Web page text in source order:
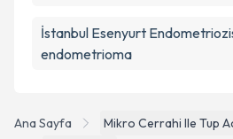
Ana Sayfa Mikro Cerrahi Ile Tup
İstanbul Esenyurt
endometrioma